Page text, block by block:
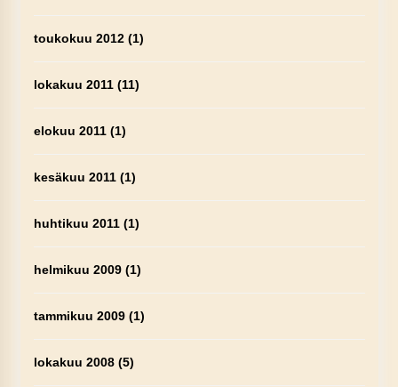
toukokuu 2012(1)
lokakuu 2011(11)
elokuu 2011(1)
kesäkuu 2011(1)
huhtikuu 2011(1)
helmikuu 2009(1)
tammikuu 2009(1)
lokakuu 2008(5)